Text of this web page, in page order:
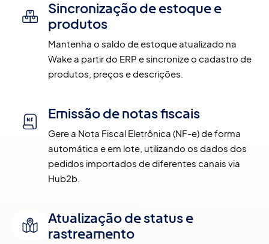
Sincronização de estoque e
produtos
Mantenha o saldo de estoque atualizado na
Wake a partir do ERP e sincronize o cadastro de
produtos, preços e descrições.
Emissão de notas fiscais
Gere a Nota Fiscal Eletrônica (NF-e) de forma
automática e em lote, utilizando os dados dos
pedidos importados de diferentes canais via
Hub2b.
Atualização de status e
rastreamento